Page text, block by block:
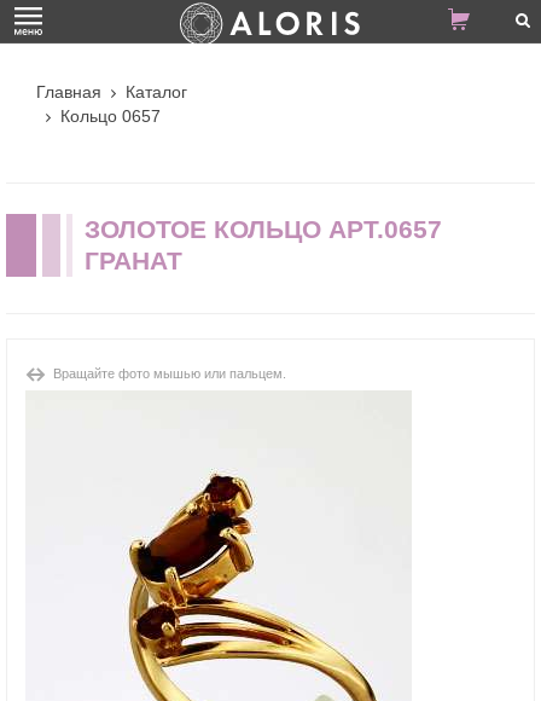
Главная
Каталог
Кольцо 0657
ЗОЛОТОЕ КОЛЬЦО АРТ.0657
ГРАНАТ
Вращайте фото мышью или пальцем.